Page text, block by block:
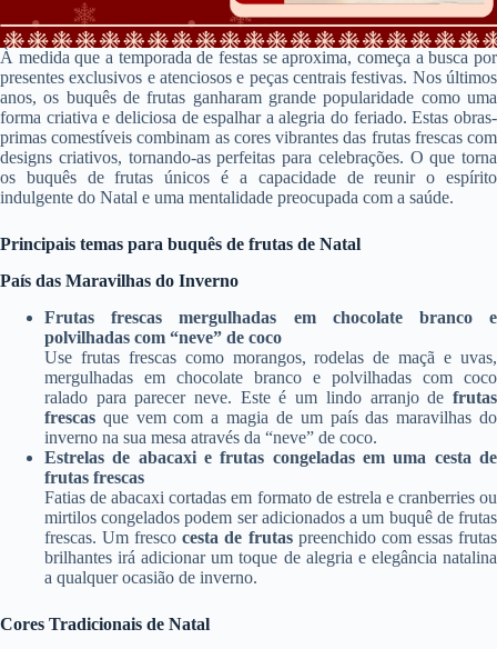
À medida que a temporada de festas se aproxima, começa a busca por
presentes exclusivos e atenciosos e peças centrais festivas. Nos últimos
anos, os buquês de frutas ganharam grande popularidade como uma
forma criativa e deliciosa de espalhar a alegria do feriado. Estas obras-
primas comestíveis combinam as cores vibrantes das frutas frescas com
designs criativos, tornando-as perfeitas para celebrações. O que torna
os buquês de frutas únicos é a capacidade de reunir o espírito
indulgente do Natal e uma mentalidade preocupada com a saúde.
Principais temas para buquês de frutas de Natal
País das Maravilhas do Inverno
Frutas frescas mergulhadas em chocolate branco e
polvilhadas com “neve” de coco
Use frutas frescas como morangos, rodelas de maçã e uvas,
mergulhadas em chocolate branco e polvilhadas com coco
ralado para parecer neve. Este é um lindo arranjo de frutas
frescas que vem com a magia de um país das maravilhas do
inverno na sua mesa através da “neve” de coco.
Estrelas de abacaxi e frutas congeladas em uma cesta de
frutas frescas
Fatias de abacaxi cortadas em formato de estrela e cranberries ou
mirtilos congelados podem ser adicionados a um buquê de frutas
frescas. Um frescocesta de frutaspreenchido com essas frutas
brilhantes irá adicionar um toque de alegria e elegância natalina
a qualquer ocasião de inverno.
Cores Tradicionais de Natal